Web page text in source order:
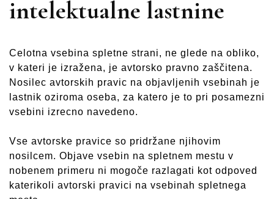
intelektualne lastnine
Celotna vsebina spletne strani, ne glede na obliko,
v kateri je izražena, je avtorsko pravno zaščitena.
Nosilec avtorskih pravic na objavljenih vsebinah je
lastnik oziroma oseba, za katero je to pri posamezni
vsebini izrecno navedeno.
Vse avtorske pravice so pridržane njihovim
nosilcem. Objave vsebin na spletnem mestu v
nobenem primeru ni mogoče razlagati kot odpoved
katerikoli avtorski pravici na vsebinah spletnega